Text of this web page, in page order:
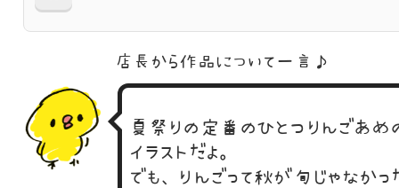
店長から作品に ついて一言♪
夏祭りの定番のひとつりんごあめ
イラストだよ。
でも、りんごって秋が旬じゃなかっ